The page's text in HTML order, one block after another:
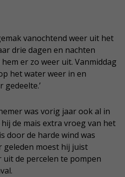
vanochtend weer uit het
drie dagen en nachten
er zo weer uit. Vanmiddag
het water weer in en
gedeelte.’
was vorig jaar ook al in
de mais extra vroeg van het
door de harde wind was
geleden moest hij juist
de percelen te pompen